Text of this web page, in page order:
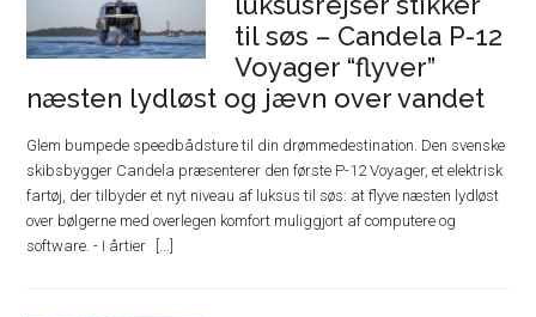
til søs – Candela P-12
Voyager “flyver”
næsten lydløst og jævn over vandet
Glem bumpede speedbådsture til din drømmedestination. Den svenske
skibsbygger Candela præsenterer den første P-12 Voyager, et elektrisk
fartøj, der tilbyder et nyt niveau af luksus til søs: at flyve næsten lydløst
over bølgerne med overlegen komfort muliggjort af computere og
software. - I årtier